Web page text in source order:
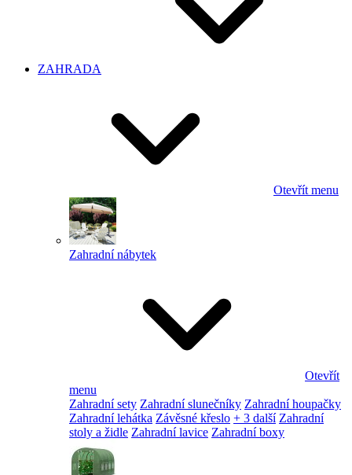
ZAHRADA
Otevřít menu
Zahradní nábytek
Otevřít
menu
Zahradní sety Zahradní slunečníky Zahradní houpačky
Zahradní lehátka Závěsné křeslo + 3 další Zahradní
stoly a židle Zahradní lavice Zahradní boxy